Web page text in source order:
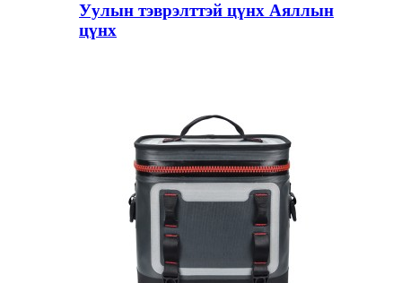
Уулын тэврэлттэй цүнх Аяллын
цүнх